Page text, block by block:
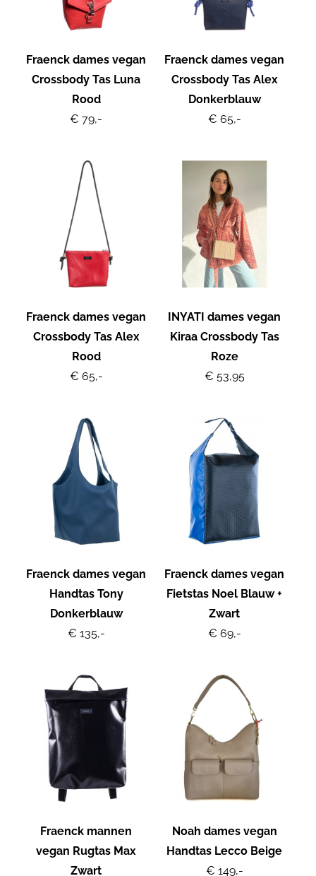
Fraenck dames vegan
Crossbody Tas Luna
Rood
€ 79,-
Fraenck dames vegan
Crossbody Tas Alex
Donkerblauw
€ 65,-
Fraenck dames vegan
Crossbody Tas Alex
Rood
€ 65,-
INYATI dames vegan
Kiraa Crossbody Tas
Roze
€ 53,95
Fraenck dames vegan
Handtas Tony
Donkerblauw
€ 135,-
Fraenck dames vegan
Fietstas Noel Blauw +
Zwart
€ 69,-
Fraenck mannen
vegan Rugtas Max
Zwart
Noah dames vegan
Handtas Lecco Beige
€ 149,-